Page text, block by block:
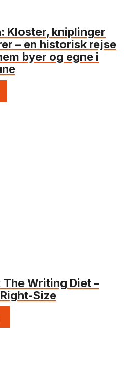
Kloster, kniplinger
– en historisk rejse
byer og egne i
Writing Diet –
Size